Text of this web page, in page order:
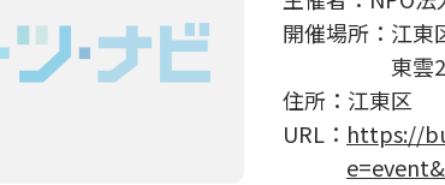
開催場所： 江東
東雲
住所： 江東区
URL： https://